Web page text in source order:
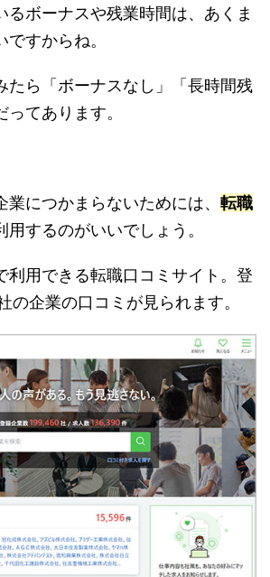
るボーナスや残業時間は、あくま
すからね。
たら「ボーナスなし」「長時間残
てあります。
につかまらないためには、 転職
用するのがいいでしょう。
利用できる転職口コミサイト。登
の企業の口コミが見られます。